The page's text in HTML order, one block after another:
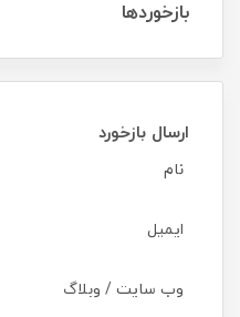
بازخوردها
ارسال بازخورد
نام
ایمیل
وب سایت / وبلاگ